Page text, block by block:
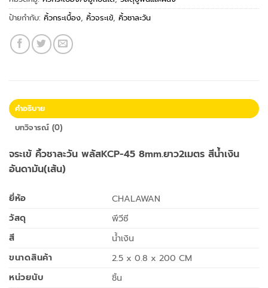
ป้ายกำกับ: คิ้วกระเบื้อง, คิ้วจระเข้, คิ้วชาละวัน
คำอธิบาย
บทวิจารณ์ (0)
จระเข้ คิ้วชาละวัน พลัสKCP-45 8mm.ยาว2เมตร สีน้ำเงิน
อันดามัน(เส้น)
ยี่ห้อ
CHALAWAN
วัสดุ
พีวีซี
สี
น้ำเงิน
ขนาดสินค้า
2.5 x 0.8 x 200 CM
หน่วยนับ
ชิ้น